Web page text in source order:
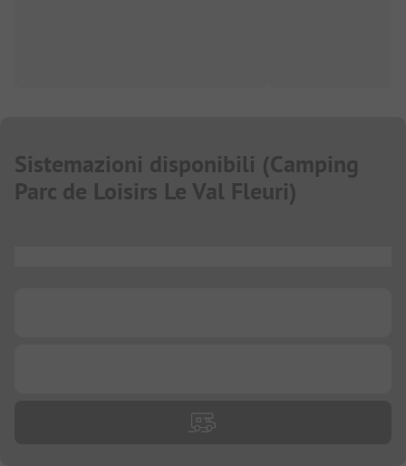
Sistemazioni disponibili (Camping
Parc de Loisirs Le Val Fleuri)